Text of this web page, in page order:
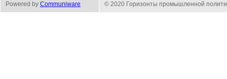
Powered by Communiware © 2020 Горизонты промышленной